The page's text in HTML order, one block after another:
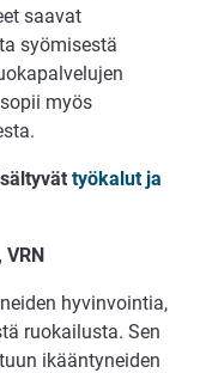
saavat
syömisestä
myös
työkalut ja
VRN
hyvinvointia,
ruokailusta. Sen
ikääntyneiden